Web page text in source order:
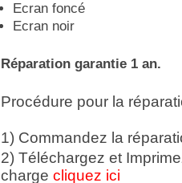
Ecran foncé
Ecran noir
Réparation garantie 1 an.
Procédure pour la
1) Commandez la
2) Téléchargez et
charge cliquez ici